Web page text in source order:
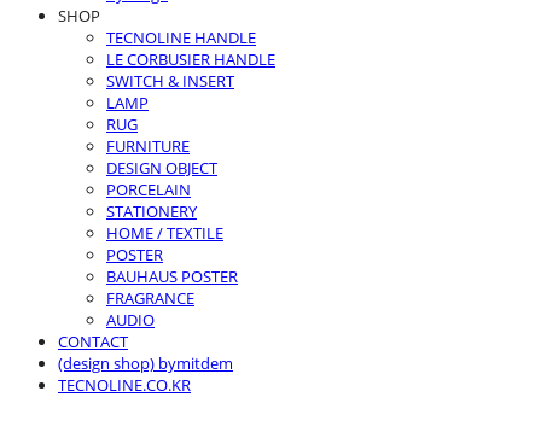
SHOP
TECNOLINE HANDLE
LE CORBUSIER HANDLE
SWITCH & INSERT
LAMP
RUG
FURNITURE
DESIGN OBJECT
PORCELAIN
STATIONERY
HOME / TEXTILE
POSTER
BAUHAUS POSTER
FRAGRANCE
AUDIO
CONTACT
(design shop) bymitdem
TECNOLINE.CO.KR